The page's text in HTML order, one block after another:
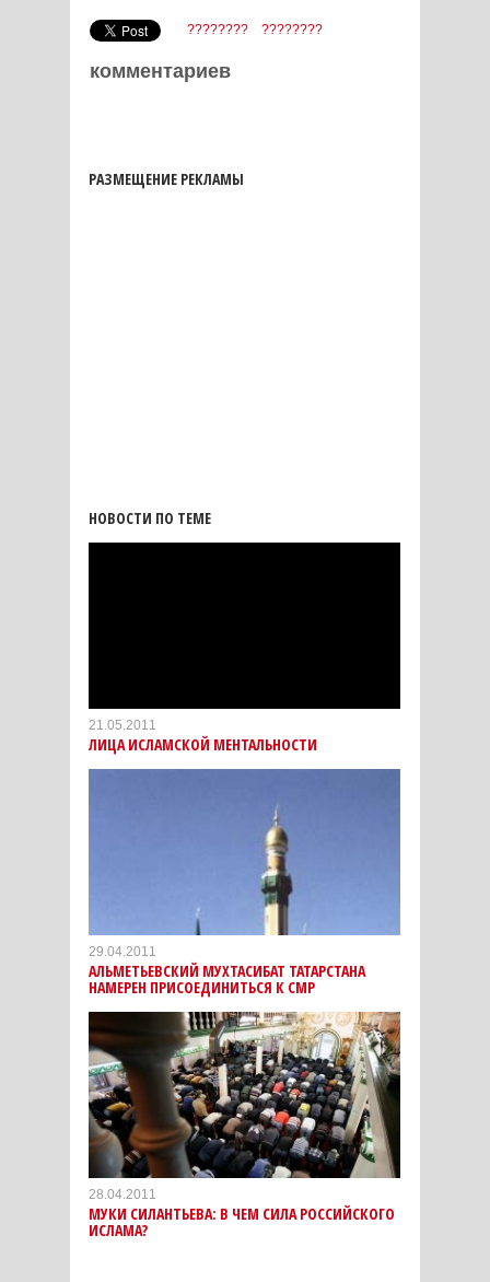
???????? ????????
комментариев
РАЗМЕЩЕНИЕ РЕКЛАМЫ
НОВОСТИ ПО ТЕМЕ
21.05.2011
ЛИЦА ИСЛАМСКОЙ МЕНТАЛЬНОСТИ
29.04.2011
АЛЬМЕТЬЕВСКИЙ МУХТАСИБАТ ТАТАРСТАНА
НАМЕРЕН ПРИСОЕДИНИТЬСЯ К СМР
28.04.2011
МУКИ СИЛАНТЬЕВА: В ЧЕМ СИЛА РОССИЙСКОГО
ИСЛАМА?